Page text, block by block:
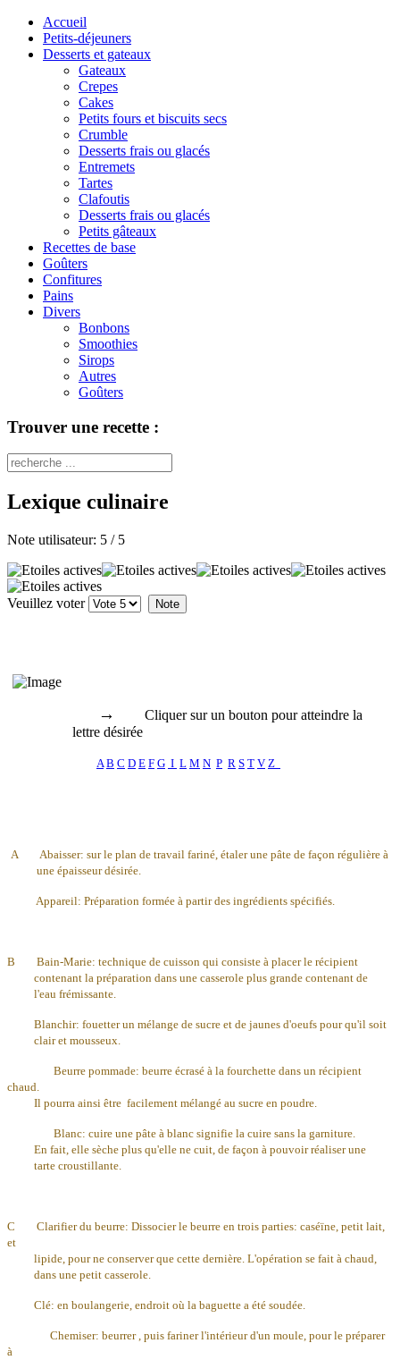
Accueil
Petits-déjeuners
Desserts et gateaux
Gateaux
Crepes
Cakes
Petits fours et biscuits secs
Crumble
Desserts frais ou glacés
Entremets
Tartes
Clafoutis
Desserts frais ou glacés
Petits gâteaux
Recettes de base
Goûters
Confitures
Pains
Divers
Bonbons
Smoothies
Sirops
Autres
Goûters
Trouver une recette :
Lexique culinaire
Note utilisateur: 5 / 5
Veuillez voter
→
Cliquer sur un bouton pour atteindre la
lettre désirée
A B C D E F G I L M N P R S T V Z
A
Abaisser: sur le plan de travail fariné, étaler une pâte de façon régulière à
une épaisseur désirée.
Appareil: Préparation formée à partir des ingrédients spécifiés.
B Bain-Marie: technique de cuisson qui consiste à placer le récipient
contenant la préparation dans une casserole plus grande contenant de
l'eau frémissante.
Blanchir: fouetter un mélange de sucre et de jaunes d'oeufs pour qu'il soit
clair et mousseux.
Beurre pommade: beurre écrasé à la fourchette dans un récipient
chaud.
Il pourra ainsi être facilement mélangé au sucre en poudre.
Blanc: cuire une pâte à blanc signifie la cuire sans la garniture.
En fait, elle sèche plus qu'elle ne cuit, de façon à pouvoir réaliser une
tarte croustillante.
C Clarifier du beurre: Dissocier le beurre en trois parties: caséïne, petit lait,
et
lipide, pour ne conserver que cette dernière. L'opération se fait à chaud,
dans une petit casserole.
Clé: en boulangerie, endroit où la baguette a été soudée.
Chemiser: beurrer , puis fariner l'intérieur d'un moule, pour le préparer
à